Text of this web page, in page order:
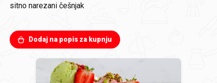
sitno narezani češnjak
Dodaj na popis za kupnju